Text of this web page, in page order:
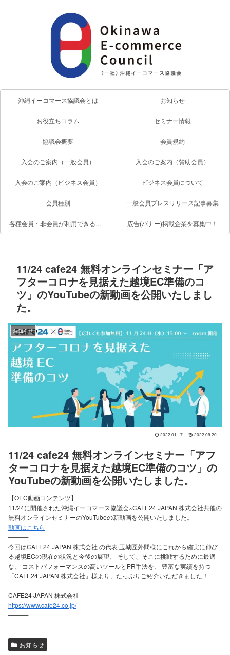
沖縄イーコマース協議会とは お知らせ
お役立ちコラム セミナー情報
協議会概要 会員規約
入会のご案内（一般会員） 入会のご案内（賛助会員）
入会のご案内（ビジネス会員） ビジネス会員について
会員種別 一般会員プレスリリース記事募集
各種会員・非会員が利用できるサービス一覧 広告(バナー)掲載企業を募集中！
11/24 cafe24 無料オンラインセミナー「ア
フターコロナを見据えた越境EC準備のコ
ツ」のYouTubeの新動画を公開いたしまし
た。
お知らせ
2022.01.17 2022.09.20
11/24 cafe24 無料オンラインセミナー「アフ
ターコロナを見据えた越境EC準備のコツ」の
YouTubeの新動画を公開いたしました。
【OEC動画コンテンツ】
11/24に開催された沖縄イーコマース協議会×CAFE24 JAPAN 株式会社共催の
無料オンラインセミナーのYouTubeの新動画を公開いたしました。
動画はこちら
———-
今回はCAFE24 JAPAN 株式会社 の代表 玉城匠外間様にこれから確実に伸び
る越境ECの現在の状況と今後の展望、 そして、そこに挑戦するために最適
な、 コストパフォーマンスの高いツールとPR手法を、 豊富な実績を持つ
「CAFE24 JAPAN 株式会社」様より、たっぷりご紹介いただきました！
CAFE24 JAPAN 株式会社
https://www.cafe24.co.jp/
———-
お知らせ